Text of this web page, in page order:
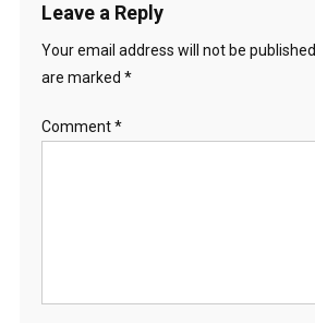
Leave a Reply
Your email address will not be published.
are marked *
Comment*